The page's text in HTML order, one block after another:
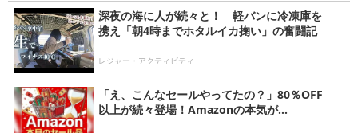
深夜の海に人が続々と！ 軽バンに冷凍庫を
携え「朝4時までホタルイカ掬い」の奮闘記
レジャー・アクティビティ
「え、こんなセールやってたの？」80％OFF
以上が続々登場！Amazonの本気が...